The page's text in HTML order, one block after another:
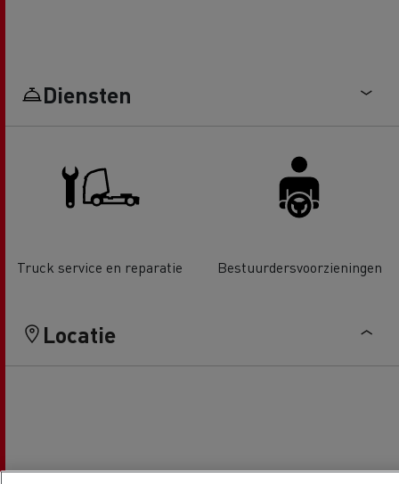
Diensten
Truck service en reparatie Bestuurdersvoorzieningen
Locatie